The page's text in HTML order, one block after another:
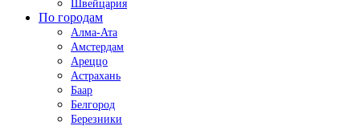
Швейцария
По городам
Алма-Ата
Амстердам
Ареццо
Астрахань
Баар
Белгород
Березники